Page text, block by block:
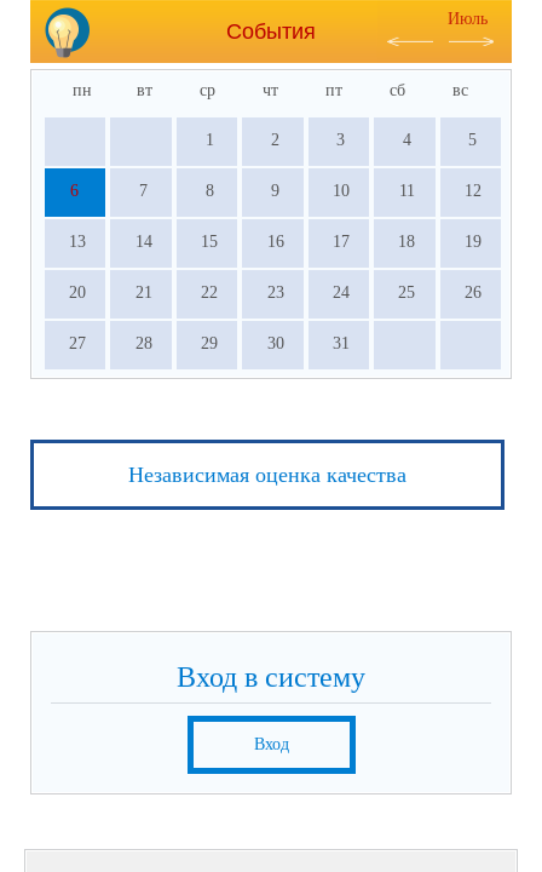
События
Июль
пн вт ср чт пт сб вс
1 2 3 4 5
6 7 8 9 10 11 12
13 14 15 16 17 18 19
20 21 22 23 24 25 26
27 28 29 30 31
Независимая оценка качества
Вход в систему
Вход